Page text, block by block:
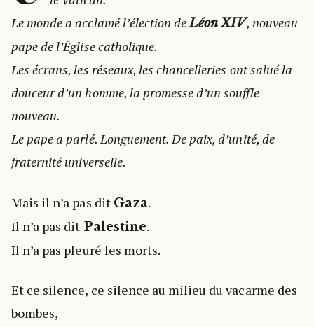
Le monde a acclamé l’élection deLéon XIV, nouveau
pape de l’Église catholique.
Les écrans, les réseaux, les chancelleries ont salué la
douceur d’un homme, la promesse d’un souffle
nouveau.
Le pape a parlé. Longuement. De paix, d’unité, de
fraternité universelle.
Mais il n’a pas dit Gaza.
Il n’a pas dit Palestine.
Il n’a pas pleuré les morts.
Et ce silence, ce silence au milieu du vacarme des
bombes,